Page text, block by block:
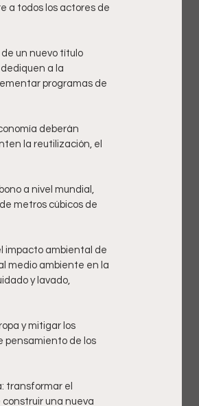
a todos los actores de
un nuevo título
dediquen a la
programas de
deberán
la reutilización, el
a nivel mundial,
metros cúbicos de
impacto ambiental de
medio ambiente en la
y lavado,
y mitigar los
pensamiento de los
transformar el
una nueva